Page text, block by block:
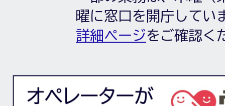
曜に窓口を開庁してい
詳細ページをご確認く